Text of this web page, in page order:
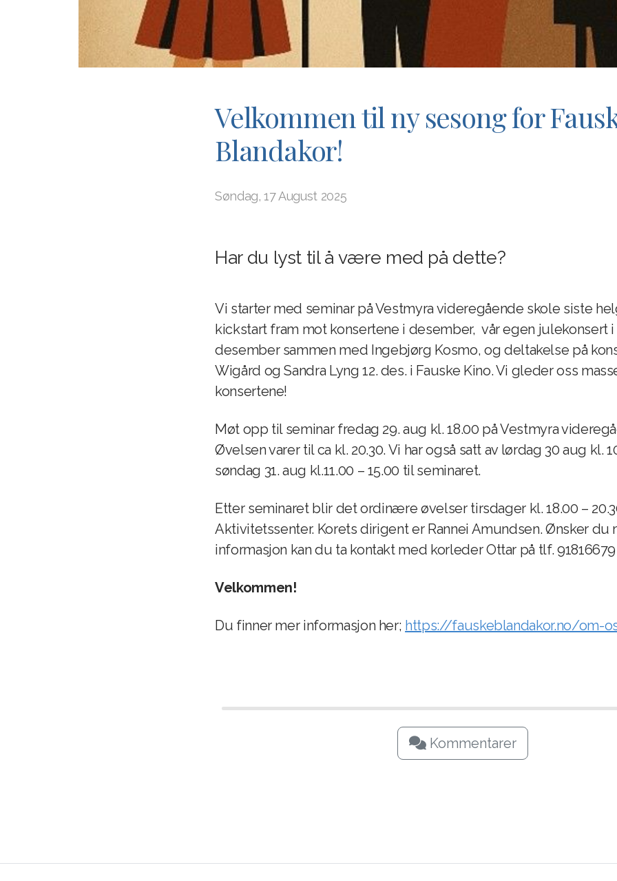
Velkommen til ny sesong for
Blandakor!
Søndag, 17 August 2025
Har du lyst til å være med på dette?
Vi starter med seminar på Vestmyra videregående skole siste
kickstart fram mot konsertene i desember, vår egen julekonsert i
desember sammen med Ingebjørg Kosmo, og deltakelse på
Wigård og Sandra Lyng 12. des. i Fauske Kino. Vi gleder oss
konsertene!
Møt opp til seminar fredag 29. aug kl. 18.00 på Vestmyra
Øvelsen varer til ca kl. 20.30. Vi har også satt av lørdag 30 aug kl.
søndag 31. aug kl.11.00 – 15.00 til seminaret.
Etter seminaret blir det ordinære øvelser tirsdager kl. 18.00 –
Aktivitetssenter. Korets dirigent er Rannei Amundsen. Ønsker du
informasjon kan du ta kontakt med korleder Ottar på tlf. 91816679
Velkommen!
Du finner mer informasjon her; https://fauskeblandakor.no/om-
Kommentarer